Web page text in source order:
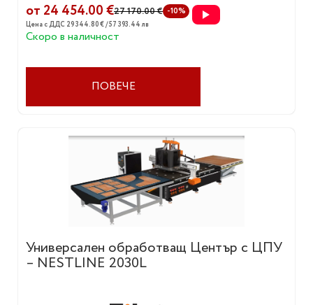
от 24 454.00 €27 170.00 € -10%
Цена с ДДС 29 344.80 € / 57 393.44 лв
Скоро в наличност
ПОВЕЧЕ
Универсален обработващ Център с ЦПУ
– NESTLINE 2030L